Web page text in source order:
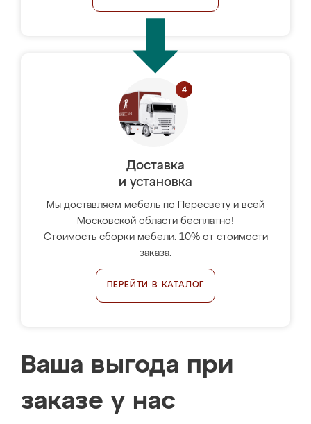
Доставка
и установка
Мы доставляем мебель по Пересвету и всей
Московской области бесплатно!
Стоимость сборки мебели: 10% от стоимости
заказа.
ПЕРЕЙТИ В КАТАЛОГ
Ваша выгода при
заказе у нас